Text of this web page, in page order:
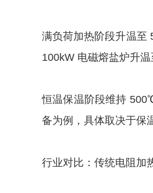
满负荷加热阶段升温至
100kW 电磁熔盐炉升
恒温保温阶段维持
备为例，具体取决于保
行业对比：传统电阻加